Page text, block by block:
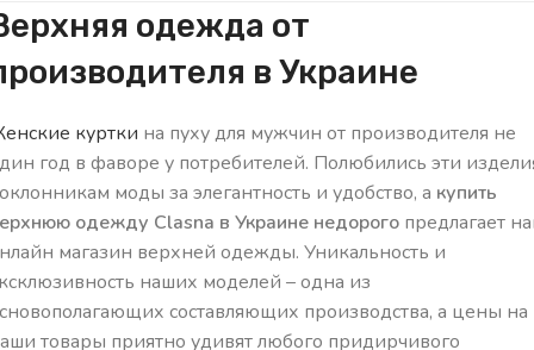
одежда от
в Украине
куртки на пуху для мужчин от производителя не
год в фаворе у потребителей. Полюбились эти
моды за элегантность и удобство, а купить
одежду Clasna в Украине недорого предлагает
магазин верхней одежды. Уникальность и
наших моделей – одна из
составляющих производства, а цены на
товары приятно удивят любого придирчивого